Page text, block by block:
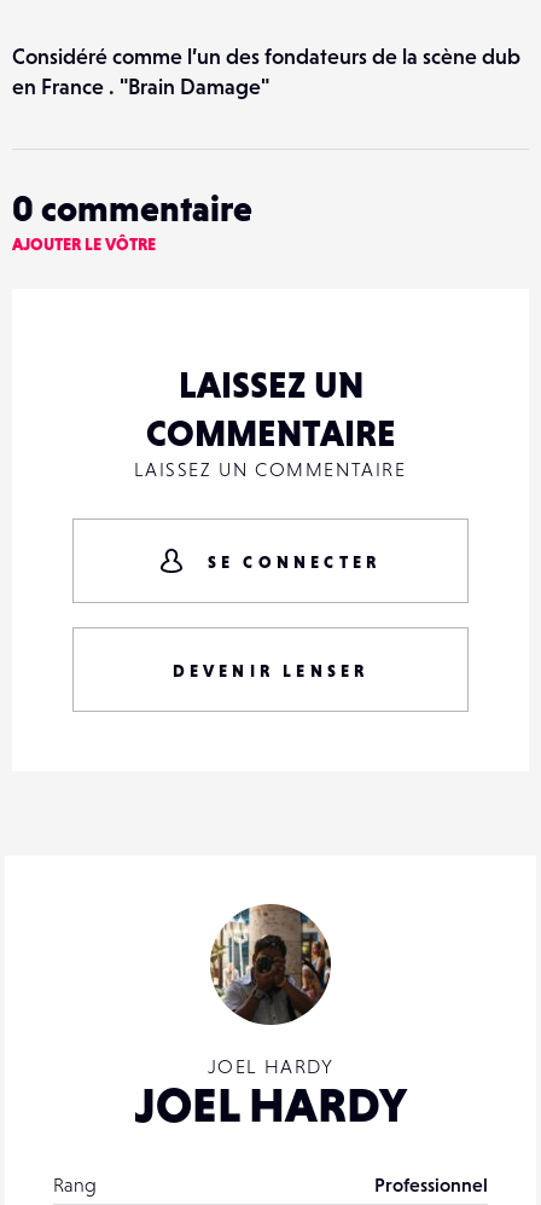
JOEL HARDY
JOEL HARDY
Rang
Professionnel
Considéré comme l’un des fondateurs de la scène dub
en France . "Brain Damage"
0 commentaire
AJOUTER LE VÔTRE
LAISSEZ UN
COMMENTAIRE
LAISSEZ UN COMMENTAIRE
SE CONNECTER
DEVENIR LENSER